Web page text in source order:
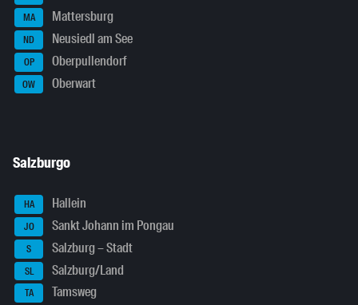
MA Mattersburg
ND Neusiedl am See
OP Oberpullendorf
OW Oberwart
Salzburgo
HA Hallein
JO Sankt Johann im Pongau
S Salzburg – Stadt
SL Salzburg/Land
TA Tamsweg